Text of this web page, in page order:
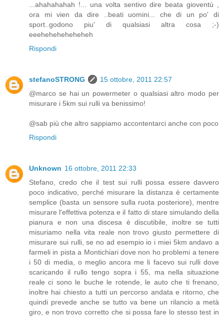
...ahahahahah !... una volta sentivo dire beata gioventù ,
ora mi vien da dire ..beati uomini... che di un po' di
sport..godono piu' di qualsiasi altra cosa ;-)
eeeheheheheheheh
Rispondi
stefanoSTRONG
15 ottobre, 2011 22:57
@marco se hai un powermeter o qualsiasi altro modo per
misurare i 5km sui rulli va benissimo!
@sab più che altro sappiamo accontentarci anche con poco
Rispondi
Unknown 16 ottobre, 2011 22:33
Stefano, credo che il test sui rulli possa essere davvero
poco indicativo, perché misurare la distanza è certamente
semplice (basta un sensore sulla ruota posteriore), mentre
misurare l'effettiva potenza e il fatto di stare simulando della
pianura e non una discesa è discutibile, inoltre se tutti
misuriamo nella vita reale non trovo giusto permettere di
misurare sui rulli, se no ad esempio io i miei 5km andavo a
farmeli in pista a Montichiari dove non ho problemi a tenere
i 50 di media, o meglio ancora me li facevo sui rulli dove
scaricando il rullo tengo sopra i 55, ma nella situazione
reale ci sono le buche le rotende, le auto che ti frenano,
inoltre hai chiesto a tutti un percorso andata e ritorno, che
quindi prevede anche se tutto va bene un rilancio a metà
giro, e non trovo corretto che si possa fare lo stesso test in